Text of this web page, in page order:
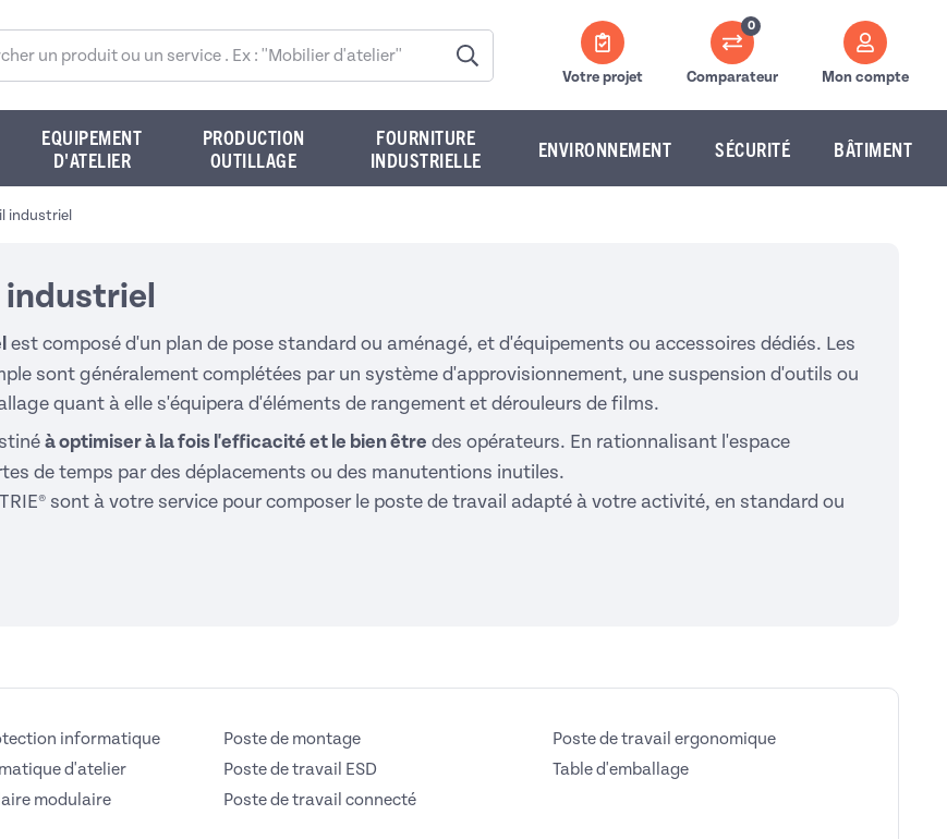
Votre projet
0
Comparateur Mon compte
EQUIPEMENT
D'ATELIER
PRODUCTION
OUTILLAGE
FOURNITURE
INDUSTRIELLE
ENVIRONNEMENT SÉCURITÉ BÂTIMENT
industriel
industriel
est composé d'un plan de pose standard ou aménagé, et d'équipements ou accessoires dédiés. Les
sont généralement complétées par un système d'approvisionnement, une suspension d'outils ou
quant à elle s'équipera d'éléments de rangement et dérouleurs de films.
à optimiser à la fois l'efficacité et le bien être des opérateurs. En rationnalisant l'espace
de temps par des déplacements ou des manutentions inutiles.
sont à votre service pour composer le poste de travail adapté à votre activité, en standard ou
informatique
d'atelier
modulaire
Poste de montage
Poste de travail ESD
Poste de travail connecté
Poste de travail ergonomique
Table d'emballage